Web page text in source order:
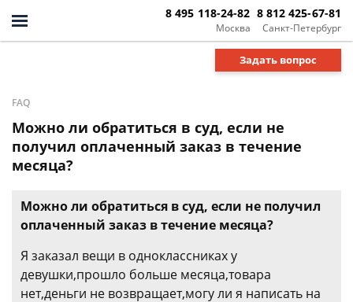
Москва
8 495 118-24-82
Санкт-Петербург
8 812 425-67-81
Задать вопрос
FAQ
Можно ли обратиться в суд, если не
получил оплаченный заказ в течение
месяца?
Можно ли обратиться в суд, если не получил
оплаченный заказ в течение месяца?
Я заказал вещи в одноклассниках у
девушки,прошло больше месяца,товара
нет,деньги не возвращает,могу ли я написать на